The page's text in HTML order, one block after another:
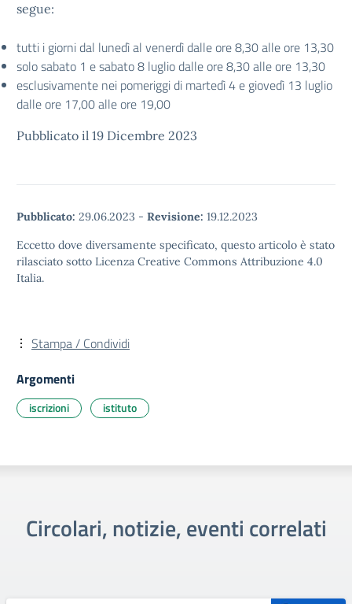
segue:
tutti i giorni dal lunedì al venerdì dalle ore 8,30 alle ore 13,30
solo sabato 1 e sabato 8 luglio dalle ore 8,30 alle ore 13,30
esclusivamente nei pomeriggi di martedì 4 e giovedì 13 luglio
dalle ore 17,00 alle ore 19,00
Pubblicato il 19 Dicembre 2023
Pubblicato: 29.06.2023 - Revisione: 19.12.2023
Eccetto dove diversamente specificato, questo articolo è stato
rilasciato sotto Licenza Creative Commons Attribuzione 4.0
Italia.
Stampa / Condividi
Argomenti
iscrizioni istituto
Circolari, notizie, eventi correlati